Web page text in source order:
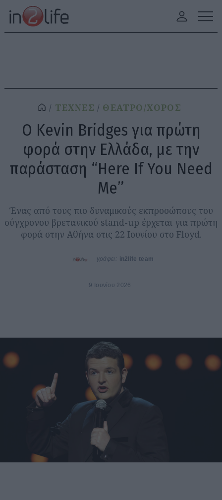
ΤΕΧΝΕΣ ΘΕΑΤΡΟ/ΧΟΡΟΣ
Ο Kevin Bridges για πρώτη
φορά στην Ελλάδα, με την
παράσταση “Here If You Need
Me”
Ένας από τους πιο δυναμικούς εκπροσώπους του
σύγχρονου βρετανικού stand-up έρχεται για πρώτη
φορά στην Αθήνα στις 22 Ιουνίου στο Floyd.
γράφει: in2life team
9 Ιουνίου 2026